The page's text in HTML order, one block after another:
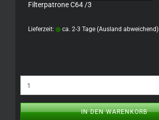
Filterpatrone C64 /3
Lieferzeit: ca. 2-3 Tage (Ausland abweichend)
IN DEN WARENKORB